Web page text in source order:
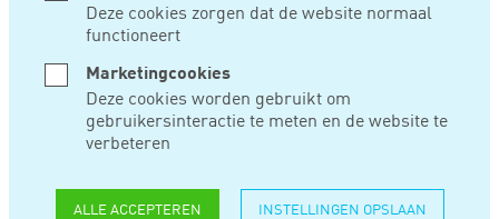
Deze cookies zorgen dat de website normaal
functioneert
Marketingcookies
Deze cookies worden gebruikt om
gebruikersinteractie te meten en de website te
verbeteren
ALLE ACCEPTEREN INSTELLINGEN OPSLAAN
VRAAG VERKLARING
OMTRENT HET
GEDRAG DIGITAAL
AAN